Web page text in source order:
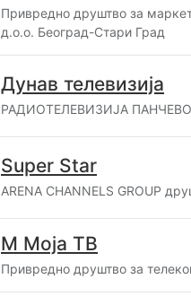
Привредно друштво за
д.о.о. Београд-Стари Град
Дунав телевизија
РАДИОТЕЛЕВИЗИЈА ПАНЧЕВО
Super Star
ARENA CHANNELS GROUP
М Моја ТВ
Привредно друштво за